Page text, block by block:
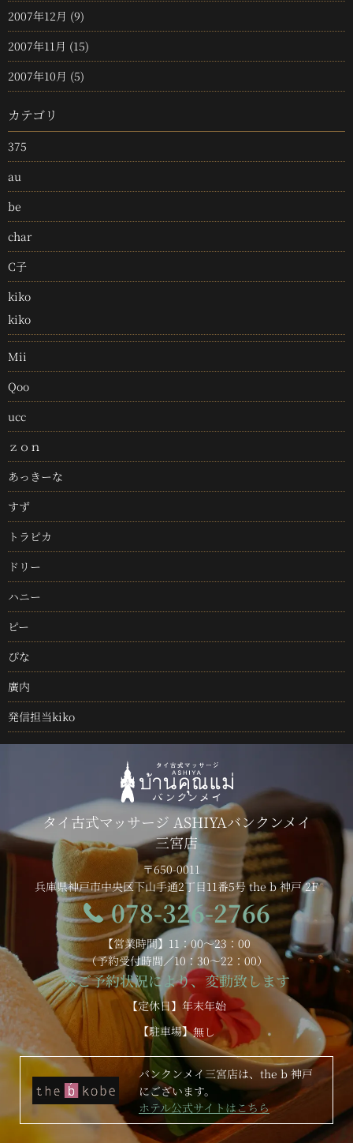
2007年12月 (9)
2007年11月 (15)
2007年10月 (5)
カテゴリ
375
au
be
char
C子
kiko
kiko
Mii
Qoo
ucc
ｚｏｎ
あっきーな
すず
トラピカ
ドリー
ハニー
ピー
ぴな
廣内
発信担当kiko
タイ古式マッサージ ASHIYAバンクンメイ
三宮店
〒650-0011
兵庫県神戸市中央区下山手通2丁目11番5号 the b 神戸 2F
078-326-2766
【営業時間】11：00～23：00
（予約受付時間／10：30～22：00）
※ご予約状況により、変動致します
【定休日】年末年始
【駐車場】無し
バンクンメイ三宮店は、the b 神戸
にございます。
ホテル公式サイトはこちら